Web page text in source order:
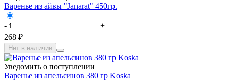
Варенье из айвы "Janarat" 450гр.
-
+
268 ₽
Нет в наличии
Уведомить о поступлении
Варенье из апельсинов 380 гр Koska